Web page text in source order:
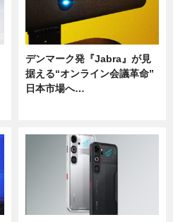
デンマーク発『Jabra』が見
据える“オンライン会議革命”
日本市場へ…